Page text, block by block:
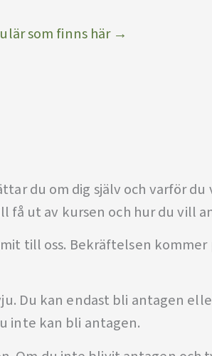
som finns här →
du om dig själv och varför
ut av kursen och hur du vill
till oss. Bekräftelsen
Du kan endast bli antagen
inte kan bli antagen.